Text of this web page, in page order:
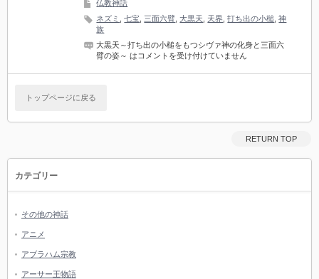
仏教神話
ネズミ
,七宝 三面六臂 ,大黒天 天界 ,打ち出の小槌 ,神
族
大黒天～打ち出の小槌をもつシヴァ神の化身と三面六
臂の姿～ は コメントを受け付けていません
トップページに戻る
RETURN TOP
カテゴリー
その他の神話
アニメ
アブラハム宗教
アーサー王物語